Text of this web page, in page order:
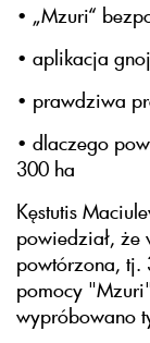
• „Mzuri“
• aplikacja
• prawdziwa
• dlaczego
300 ha
Kęstutis
powiedział, że
powtórzona, tj.
pomocy
wypróbowano